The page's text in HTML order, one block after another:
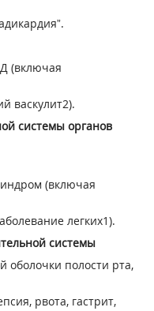
(включая
васкулит2).
системы органов
(включая
легких1).
системы
оболочки полости рта,
рвота, гастрит,